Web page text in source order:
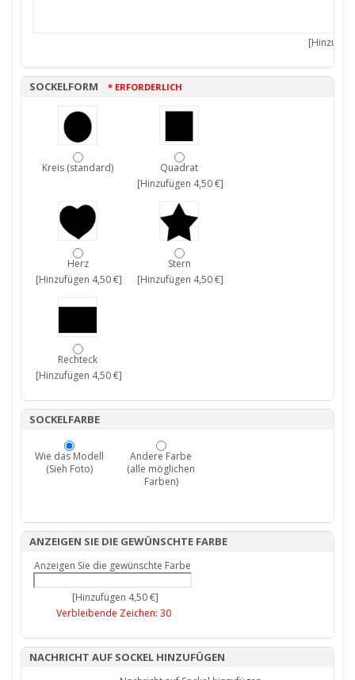
SOCKELFORM * ERFORDERLICH
Kreis (standard)
Quadrat
[Hinzufügen 4,50 €]
Herz
[Hinzufügen 4,50 €]
Stern
[Hinzufügen 4,50 €]
Rechteck
[Hinzufügen 4,50 €]
SOCKELFARBE
Wie das Modell
(Sieh Foto)
Andere Farbe
(alle möglichen
Farben)
ANZEIGEN SIE DIE GEWÜNSCHTE FARBE
Anzeigen Sie die gewünschte Farbe
[Hinzufügen 4,50 €]
Verbleibende Zeichen: 30
NACHRICHT AUF SOCKEL HINZUFÜGEN